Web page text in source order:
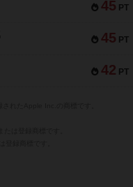
45 PT
45 PT
42 PT